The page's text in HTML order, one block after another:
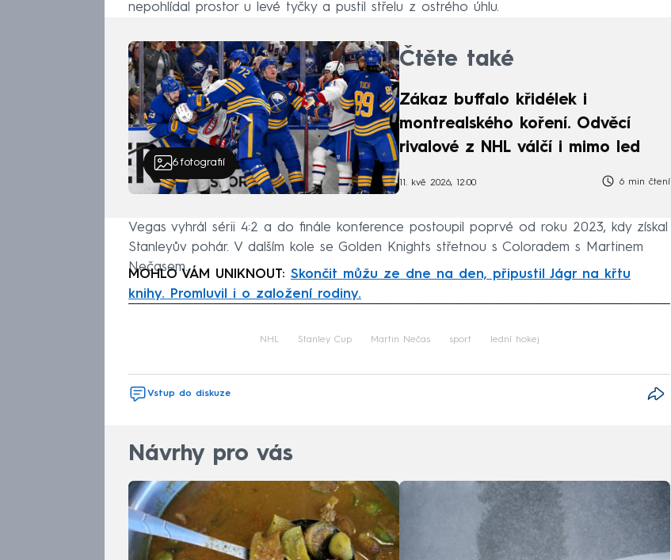
nepohlídal prostor u levé tyčky a pustil střelu z ostrého úhlu.
6fotografií
Čtěte také
Zákaz buffalo křidélek i
montrealského koření. Odvěcí
rivalové z NHL válčí i mimo led
11. kvě 2026, 12:00 6 min čtení
Vegas vyhrál sérii 4:2 a do finále konference postoupil poprvé od roku 2023, kdy získal
Stanleyův pohár. V dalším kole se Golden Knights střetnou s Coloradem s Martinem
Nečasem.
MOHLO VÁM UNIKNOUT: Skončit můžu ze dne na den, připustil Jágr na křtu
knihy. Promluvil i o založení rodiny.
NHL Stanley Cup Martin Nečas sport lední hokej
Vstup do diskuze
Návrhy pro vás